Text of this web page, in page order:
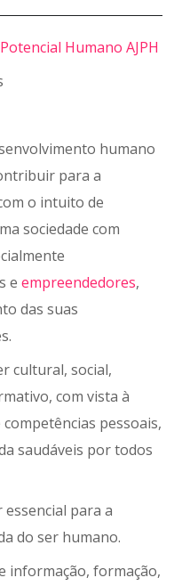
Potencial Humano AJPH
humano
para a
o intuito de
sociedade com
eempreendedores,
das suas
cultural, social,
com vista à
pessoais,
saudáveis por todos
para a
do ser humano.
informação, formação,